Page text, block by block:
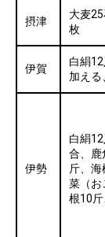
摂津
大麦
枚
伊賀
白絹
加える
伊勢
白絹
合、鹿
斤、
菜（お
根10